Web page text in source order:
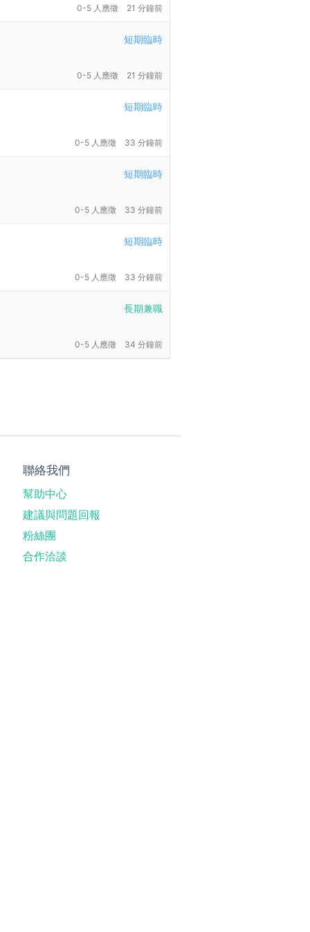
0-5 人應徵 21 分鐘前
短期臨時
0-5 人應徵 21 分鐘前
短期臨時
0-5 人應徵 33 分鐘前
短期臨時
0-5 人應徵 33 分鐘前
短期臨時
0-5 人應徵 33 分鐘前
長期兼職
0-5 人應徵 34 分鐘前
聯絡我們
幫助中心
建議與問題回報
粉絲團
合作洽談